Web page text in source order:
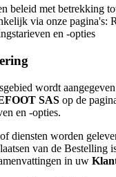
beleid met betrekking
via onze pagina's:
en -opties
wordt
SAS op de
en -opties.
diensten worden
van de Bestelling
in uw